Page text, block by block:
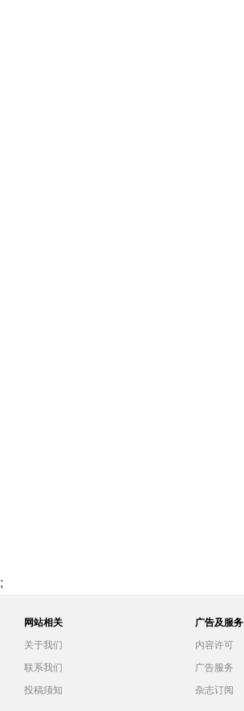
;
网站相关
关于我们
联系我们
投稿须知
广告及服务
内容许可
广告服务
杂志订阅